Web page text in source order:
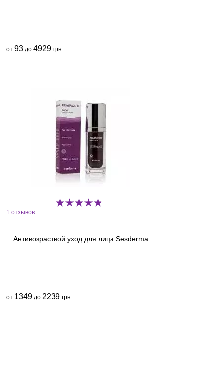
от 93 до 4929 грн
1 отзывов
Антивозрастной уход для лица Sesderma
от 1349 до 2239 грн